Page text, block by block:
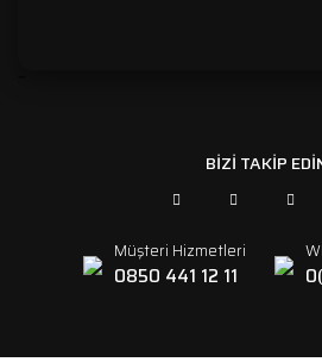
BİZİ TAKİP
Müşteri Hizmetleri
0850 441 12 11